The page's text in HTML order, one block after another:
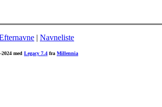
| Navneliste
med Legacy 7.4 fra Millennia